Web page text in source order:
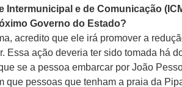
e de Comunicação
Governo do Estado?
acredito que ele irá promover a
ação deveria ter sido tomada há
se a pessoa embarcar por João
pessoas que tenham a praia da